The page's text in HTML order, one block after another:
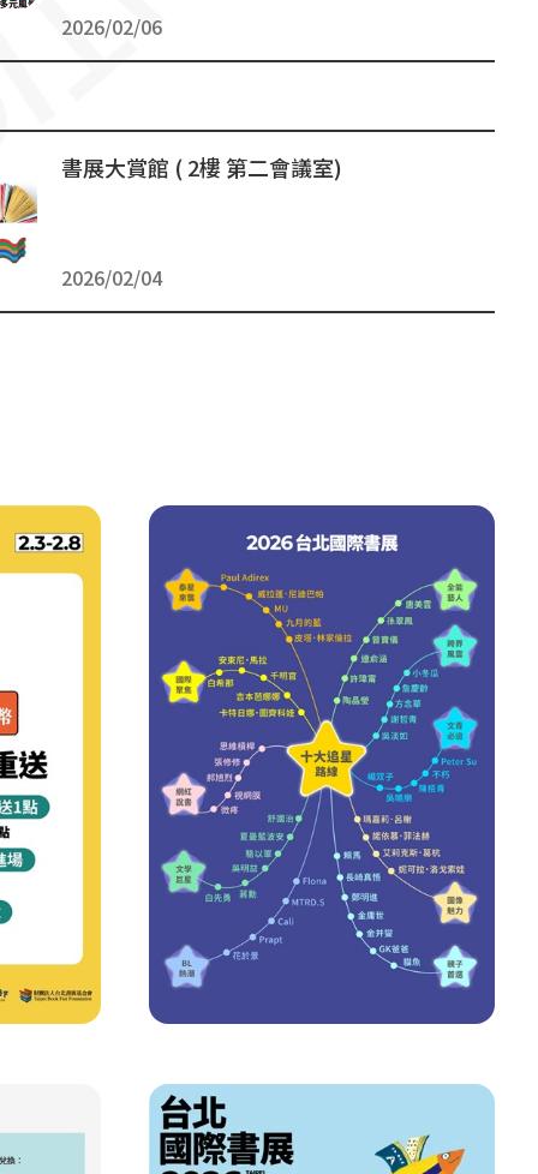
2026/02/06
書展大賞館 ( 2樓 第二會議室)
2026/02/04